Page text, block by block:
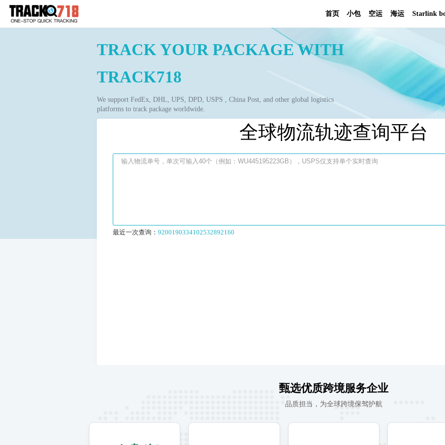
首页
TRACK YOUR PACKAGE WITH
TRACK718
We support FedEx, DHL, UPS, DPD, USPS , China Post, and other global logistics
platforms to track package worldwide.
全球物流轨